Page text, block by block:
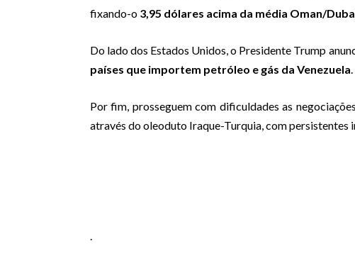
fixando-o 3,95 dólares acima da média Oman/
Do lado dos Estados Unidos, o Presidente Trump
países que importem petróleo e gás da Venezuela.
Por fim, prosseguem com dificuldades as
através do oleoduto Iraque-Turquia, com persistentes
.